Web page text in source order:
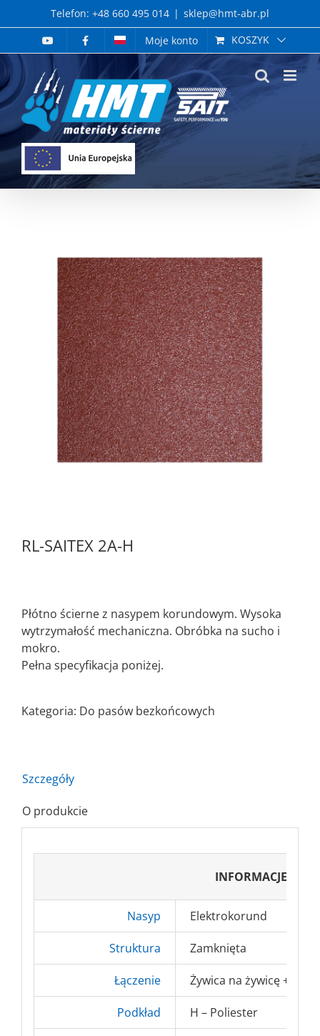
to
Telefon: +48 660 495 014 | sklep@hmt-abr.pl
Moje konto
KOSZYK
RL-SAITEX 2A-H
Płótno ścierne z nasypem korundowym. Wysoka
wytrzymałość mechaniczna. Obróbka na sucho i
mokro.
Pełna specyfikacja poniżej.
Kategoria: Do pasów bezkońcowych
Szczegóły
O produkcie
INFORMACJE
Nasyp Elektrokorund
Struktura Zamknięta
Łączenie Żywica na żywicę +
Podkład H – Poliester